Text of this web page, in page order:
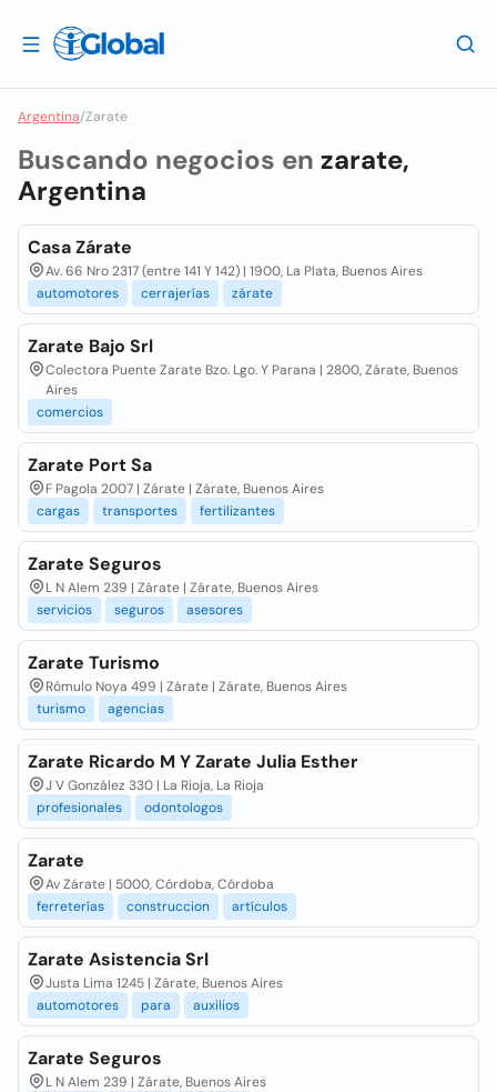
Argentina/Zarate
Buscando negocios en zarate,
Argentina
Casa Zárate
Av. 66 Nro 2317 (entre 141 Y 142) | 1900, La Plata, Buenos Aires
automotores
cerrajerías zárate
Zarate Bajo Srl
Colectora Puente Zarate Bzo. Lgo. Y Parana | 2800, Zárate, Buenos
Aires
comercios
Zarate Port Sa
F Pagola 2007 | Zárate | Zárate, Buenos Aires
cargas
transportes fertilizantes
Zarate Seguros
L N Alem 239 | Zárate | Zárate, Buenos Aires
servicios
seguros asesores
Zarate Turismo
Rómulo Noya 499 | Zárate | Zárate, Buenos Aires
turismo
agencias
Zarate Ricardo M Y Zarate Julia Esther
J V González 330 | La Rioja, La Rioja
profesionales
odontologos
Zarate
Av Zárate | 5000, Córdoba, Córdoba
ferreterías
construccion artículos
Zarate Asistencia Srl
Justa Lima 1245 | Zárate, Buenos Aires
automotores
para auxilios
Zarate Seguros
L N Alem 239 | Zárate, Buenos Aires